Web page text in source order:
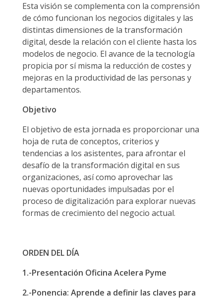
Esta visión se complementa con la comprensión
de cómo funcionan los negocios digitales y las
distintas dimensiones de la transformación
digital, desde la relación con el cliente hasta los
modelos de negocio. El avance de la tecnología
propicia por sí misma la reducción de costes y
mejoras en la productividad de las personas y
departamentos.
Objetivo
El objetivo de esta jornada es proporcionar una
hoja de ruta de conceptos, criterios y
tendencias a los asistentes, para afrontar el
desafío de la transformación digital en sus
organizaciones, así como aprovechar las
nuevas oportunidades impulsadas por el
proceso de digitalización para explorar nuevas
formas de crecimiento del negocio actual.
ORDEN DEL DÍA
1.-Presentación Oficina Acelera Pyme
2.-Ponencia: Aprende a definir las claves para